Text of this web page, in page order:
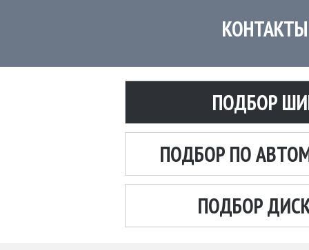
КОНТАКТЫ
ПОДБОР
ПОДБОР ПО
ПОДБОР